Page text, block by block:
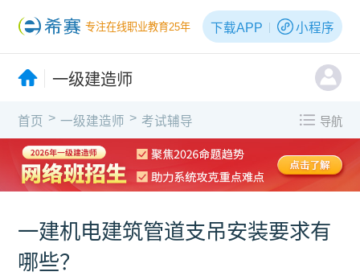
专注在线职业教育25年 下载APP 小程序
一级建造师
首页 > 一级建造师 > 考试辅导 导航
一建机电建筑管道支吊安装要求有
哪些？